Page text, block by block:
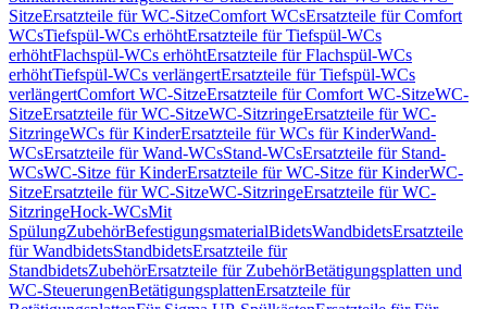
SitzeErsatzteile für WC-SitzeComfort WCsErsatzteile für Comfort
WCsTiefspül-WCs erhöhtErsatzteile für Tiefspül-WCs
erhöhtFlachspül-WCs erhöhtErsatzteile für Flachspül-WCs
erhöhtTiefspül-WCs verlängertErsatzteile für Tiefspül-WCs
verlängertComfort WC-SitzeErsatzteile für Comfort WC-SitzeWC-
SitzeErsatzteile für WC-SitzeWC-SitzringeErsatzteile für WC-
SitzringeWCs für KinderErsatzteile für WCs für KinderWand-
WCsErsatzteile für Wand-WCsStand-WCsErsatzteile für Stand-
WCsWC-Sitze für KinderErsatzteile für WC-Sitze für KinderWC-
SitzeErsatzteile für WC-SitzeWC-SitzringeErsatzteile für WC-
SitzringeHock-WCsMit
SpülungZubehörBefestigungsmaterialBidetsWandbidetsErsatzteile
für WandbidetsStandbidetsErsatzteile für
StandbidetsZubehörErsatzteile für ZubehörBetätigungsplatten und
WC-SteuerungenBetätigungsplattenErsatzteile für